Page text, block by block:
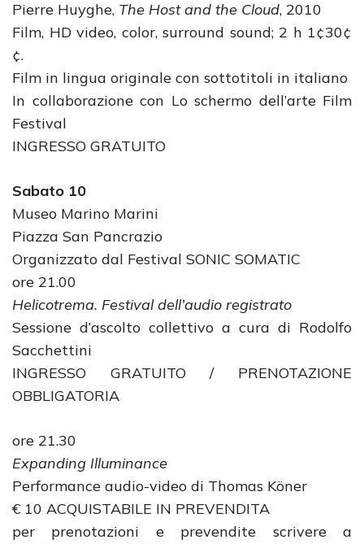
Pierre Huyghe, The Host and the Cloud, 2010
Film, HD video, color, surround sound; 2 h 1¢30¢
¢.
Film in lingua originale con sottotitoli in italiano
In collaborazione con Lo schermo dell’arte Film
Festival
INGRESSO GRATUITO
Sabato 10
Museo Marino Marini
Piazza San Pancrazio
Organizzato dal Festival SONIC SOMATIC
ore 21.00
Helicotrema. Festival dell’audio registrato
Sessione d’ascolto collettivo a cura di Rodolfo
Sacchettini
INGRESSO GRATUITO / PRENOTAZIONE
OBBLIGATORIA
ore 21.30
Expanding Illuminance
Performance audio-video di Thomas Köner
€ 10 ACQUISTABILE IN PREVENDITA
per prenotazioni e prevendite scrivere a